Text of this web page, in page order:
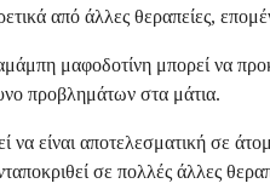
από άλλες θεραπείες,
μαφοδοτίνη μπορεί να
προβλημάτων στα μάτια.
είναι αποτελεσματική σε
σε πολλές άλλες